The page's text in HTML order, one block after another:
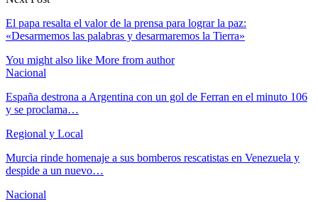
El papa resalta el valor de la prensa para lograr la paz:
«Desarmemos las palabras y desarmaremos la Tierra»
You might also like More from author
Nacional
España destrona a Argentina con un gol de Ferran en el minuto 106
y se proclama…
Regional y Local
Murcia rinde homenaje a sus bomberos rescatistas en Venezuela y
despide a un nuevo…
Nacional